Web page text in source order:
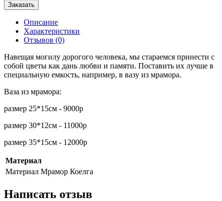
Заказать
Описание
Характеристики
Отзывов (0)
Навещая могилу дорогого человека, мы стараемся принести с
собой цветы как дань любви и памяти. Поставить их лучше в
специальную емкость, например, в вазу из мрамора.
Ваза из мрамора:
размер 25*15см - 9000р
размер 30*12см - 11000р
размер 35*15см - 12000р
Материал
Материал Мрамор Коелга
Написать отзыв